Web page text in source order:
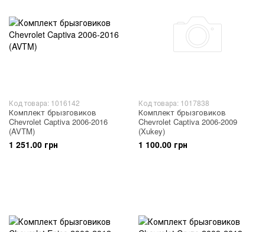
Код товара: 1016142
Комплект брызговиков
Chevrolet Captiva 2006-2016
(AVTM)
1 251.00 грн
Код товара: 1017838
Комплект брызговиков
Chevrolet Captiva 2006-2009
(Xukey)
1 100.00 грн